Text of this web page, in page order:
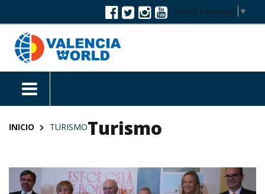
Select Language ▼
Turismo
INICIO TURISMO